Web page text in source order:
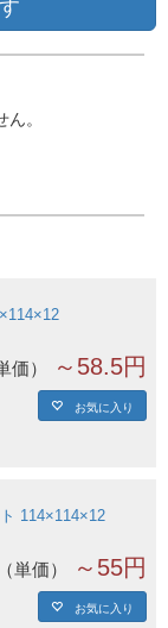
。
価 ～58.5円
お気に入り
114×114×12
単価 ～55円
お気に入り